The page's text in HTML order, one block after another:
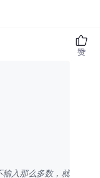
入那么多数，就直接赋
赞